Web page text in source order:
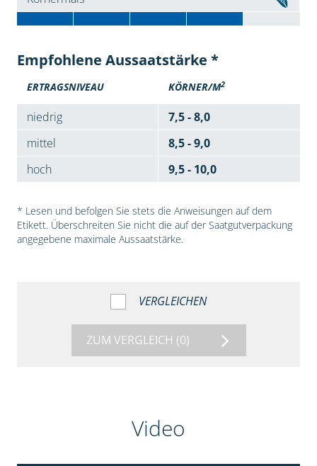
Empfohlene Aussaatstärke *
ERTRAGSNIVEAU KÖRNER/M2
niedrig
7,5 - 8,0
mittel
8,5 - 9,0
hoch
9,5 - 10,0
* Lesen und befolgen Sie stets die Anweisungen auf dem
Etikett. Überschreiten Sie nicht die auf der Saatgutverpackung
angegebene maximale Aussaatstärke.
VERGLEICHEN
ZUM VERGLEICH (0)
Video